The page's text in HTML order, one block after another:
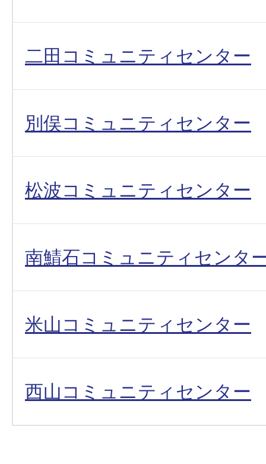
二田コミュニティセンター
別俣コミュニティセンター
松波コミュニティセンター
南鯖石コミュニティセンタ
米山コミュニティセンター
西山コミュニティセンター